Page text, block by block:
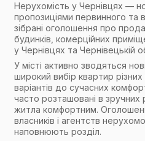
Нерухомість у Чернівцях —
пропозиціями первинного та
зібрані оголошення про
будинків, комерційних
у Чернівцях та Чернівецькій
У місті активно зводяться
широкий вибір квартир
варіантів до сучасних
часто розташовані в
житла комфортним.
власників і агентств
наповнюють розділ.